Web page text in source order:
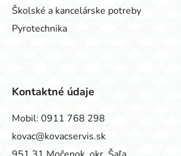
Školské a kancelárske potreby
Pyrotechnika
Kontaktné údaje
Mobil: 0911 768 298
kovac@kovacservis.sk